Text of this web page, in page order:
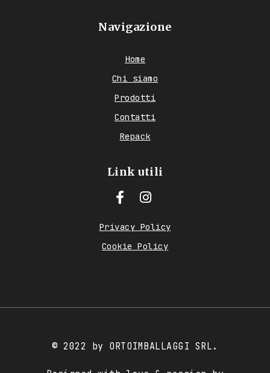
Navigazione
Home
Chi siamo
Prodotti
Contatti
Repack
Link utili
Privacy Policy
Cookie Policy
© 2022 by ORTOIMBALLAGGI SRL.